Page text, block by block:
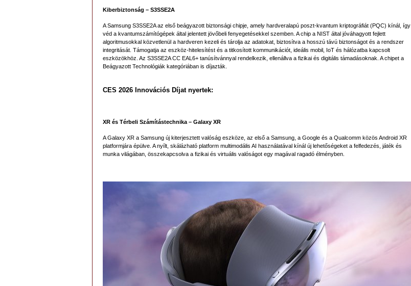
Kiberbiztonság – S3SSE2A
A Samsung S3SSE2A az első beágyazott biztonsági chipje, amely hardveralapú poszt-kvantum kriptográfiát (PQC) kínál, így
véd a kvantumszámítógépek által jelentett jövőbeli fenyegetésekkel szemben. A chip a NIST által jóváhagyott fejlett
algoritmusokkal közvetlenül a hardveren kezeli és tárolja az adatokat, biztosítva a hosszú távú biztonságot és a rendszer
integritását. Támogatja az eszköz-hitelesítést és a titkosított kommunikációt, ideális mobil, IoT és hálózatba kapcsolt
eszközökhöz. Az S3SSE2A CC EAL6+ tanúsítvánnyal rendelkezik, ellenállva a fizikai és digitális támadásoknak. A chipet a
Beágyazott Technológiák kategóriában is díjazták.
CES 2026 Innovációs Díjat nyertek:
XR és Térbeli Számítástechnika – Galaxy XR
A Galaxy XR a Samsung új kiterjesztett valóság eszköze, az első a Samsung, a Google és a Qualcomm közös Android XR
platformjára épülve. A nyílt, skálázható platform multimodális AI használatával kínál új lehetőségeket a felfedezés, játék és
munka világában, összekapcsolva a fizikai és virtuális valóságot egy magával ragadó élményben.